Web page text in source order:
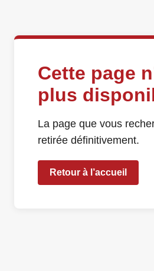
Cette page
plus
La page que vous
retirée définitivement.
Retour à l’accueil